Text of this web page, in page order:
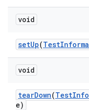
void
setUp(Test
void
tearDown(Test
e)